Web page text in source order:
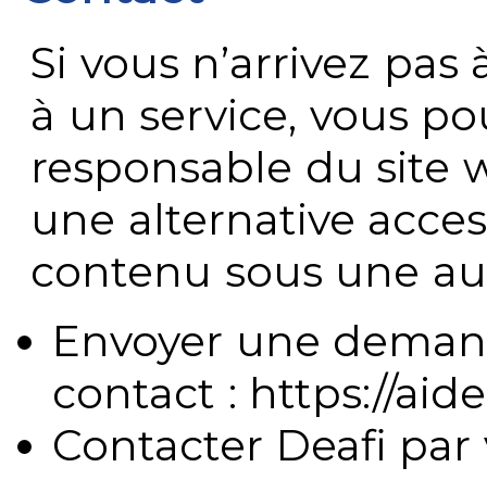
Si vous n’arrivez
à un service, vous
responsable du site
une alternative
contenu sous une
Envoyer une
contact : https://
Contacter Deafi